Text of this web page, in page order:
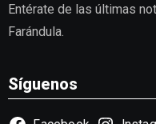
Entérate de las últimas
Farándula.
Síguenos